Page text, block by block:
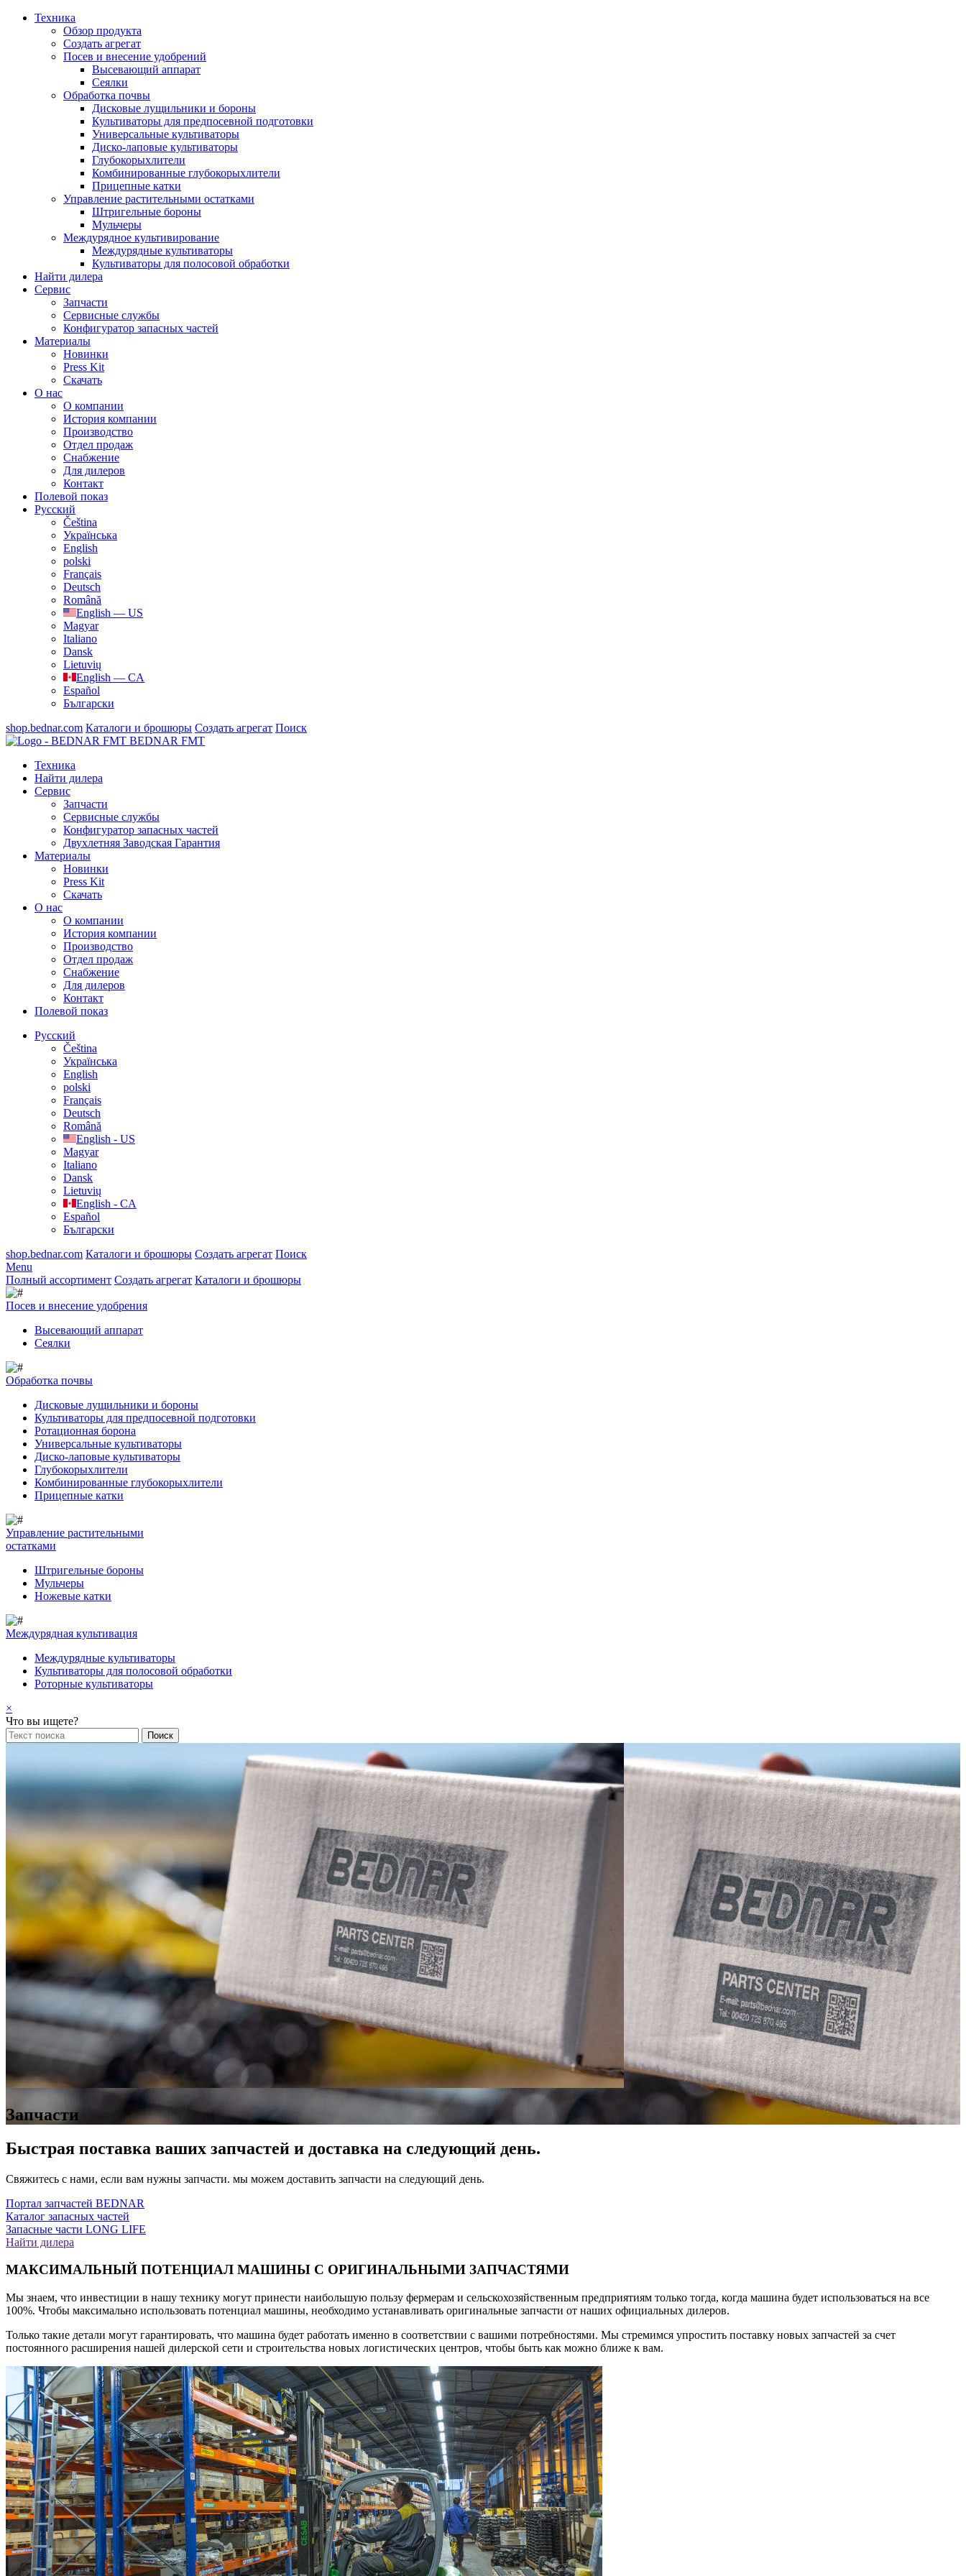
Техника
Обзор продукта
Создать агрегат
Посев и внесение удобрений
Высевающий аппарат
Сеялки
Oбработка почвы
Дисковые лущильники и бороны
Культиваторы для предпосевной подготовки
Универсальные культиваторы
Диско-лаповые культиваторы
Глубокорыхлители
Комбинированные глубокорыхлители
Прицепные катки
Управление растительными остатками
Штригельные бороны
Мульчеры
Междурядное культивирование
Междурядные культиваторы
Культиваторы для полосовой обработки
Найти дилера
Сервис
Запчасти
Сервисные службы
Конфигуратор запасных частей
Материалы
Новинки
Press Kit
Скачать
О нас
О компании
История компании
Производство
Отдел продаж
Cнабжение
Для дилеров
Контакт
Полевой показ
Русский
Čeština
Українська
English
polski
Français
Deutsch
Română
English — US
Magyar
Italiano
Dansk
Lietuvių
English — CA
Español
Български
shop.bednar.com Каталоги и брошюры Создать агрегат Поиск
BEDNAR FMT
Техника
Найти дилера
Сервис
Запчасти
Сервисные службы
Конфигуратор запасных частей
Двухлетняя Заводская Гарантия
Материалы
Новинки
Press Kit
Скачать
О нас
О компании
История компании
Производство
Отдел продаж
Cнабжение
Для дилеров
Контакт
Полевой показ
Русский
Čeština
Українська
English
polski
Français
Deutsch
Română
English - US
Magyar
Italiano
Dansk
Lietuvių
English - CA
Español
Български
shop.bednar.com Каталоги и брошюры Создать агрегат Поиск
Menu
Полный ассортимент Создать агрегат Каталоги и брошюры
Посев и внесение удобрения
Высевающий аппарат
Сеялки
Обработка почвы
Дисковые лущильники и бороны
Культиваторы для предпосевной подготовки
Ротационная борона
Универсальные культиваторы
Диско-лаповые культиваторы
Глубокорыхлители
Комбинированные глубокорыхлители
Прицепные катки
Управление растительными
остатками
Штригельные бороны
Мульчеры
Ножевые катки
Междурядная культивация
Междурядные культиваторы
Культиваторы для полосовой обработки
Роторные культиваторы
×
Что вы ищете?
Запчасти
Быстрая поставка ваших запчастей и доставка на следующий день.
Cвяжитесь с нами, если вам нужны запчасти. мы можем доставить запчасти на следующий день.
Портал запчастей BEDNAR
Каталог запасных частей
Запасные части LONG LIFE
Найти дилера
МАКСИМАЛЬНЫЙ ПОТЕНЦИАЛ МАШИНЫ С ОРИГИНАЛЬНЫМИ ЗАПЧАСТЯМИ
Мы знаем, что инвестиции в нашу технику могут принести наибольшую пользу фермерам и сельскохозяйственным предприятиям только тогда, когда машина будет использоваться на все
100%. Чтобы максимально использовать потенциал машины, необходимо устанавливать оригинальные запчасти от наших официальных дилеров.
Только такие детали могут гарантировать, что машина будет работать именно в соответствии с вашими потребностями. Мы стремимся упростить поставку новых запчастей за счет
постоянного расширения нашей дилерской сети и строительства новых логистических центров, чтобы быть как можно ближе к вам.